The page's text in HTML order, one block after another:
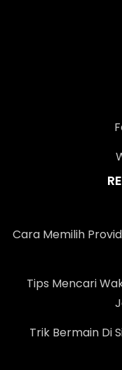
Cara Memilih
Tips Mencari
Trik Bermain Di